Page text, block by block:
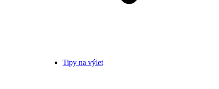
Tipy na výlet